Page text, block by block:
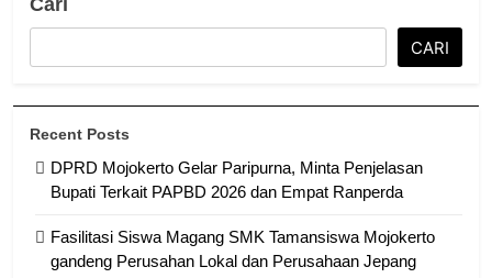
CARI
Recent Posts
DPRD Mojokerto Gelar Paripurna, Minta Penjelasan
Bupati Terkait PAPBD 2026 dan Empat Ranperda
Fasilitasi Siswa Magang SMK Tamansiswa Mojokerto
gandeng Perusahan Lokal dan Perusahaan Jepang